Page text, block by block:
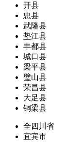
开县
忠县
武隆县
垫江县
丰都县
城口县
梁平县
璧山县
荣昌县
大足县
铜梁县
全四川省
宜宾市